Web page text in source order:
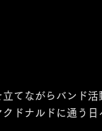
てながらバンド活
ドナルドに通う日